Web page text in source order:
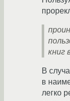
книг
В
в
легко